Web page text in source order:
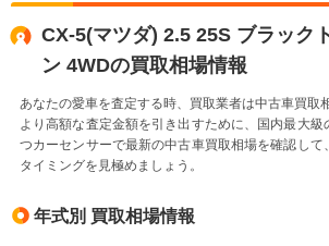
CX-5(マツダ) 2.5 25S ブラック
ン 4WDの買取相場情報
あなたの愛車を査定する時、買取業者は中古車買取
より高額な査定金額を引き出すために、国内最大
つカーセンサーで最新の中古車買取相場を確認して
タイミングを見極めましょう。
年式別 買取相場情報